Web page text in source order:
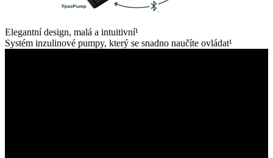
Elegantní design, malá a intuitivní¹
Systém inzulinové pumpy, který se snadno naučíte ovládat¹